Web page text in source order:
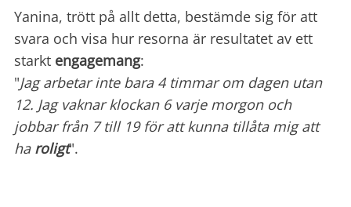
Yanina, trött på allt detta, bestämde sig för att
svara och visa hur resorna är resultatet av ett
starkt engagemang:
"Jag arbetar inte bara 4 timmar om dagen utan
12. Jag vaknar klockan 6 varje morgon och
jobbar från 7 till 19 för att kunna tillåta mig att
ha roligt".